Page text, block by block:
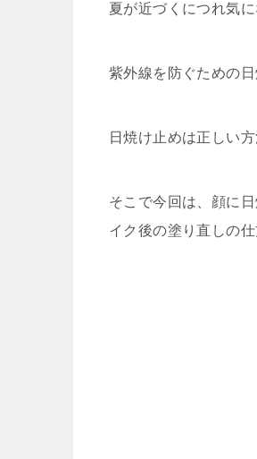
夏が近づくにつれ気
紫外線を防ぐための
日焼け止めは正しい
そこで今回は、顔に
イク後の塗り直しの仕